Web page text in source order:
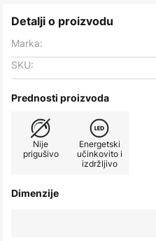
Detalji o proizvodu
Marka:
SKU:
Prednosti proizvoda
Nije
prigušivo
Energetski
učinkovito i
izdržljivo
Dimenzije